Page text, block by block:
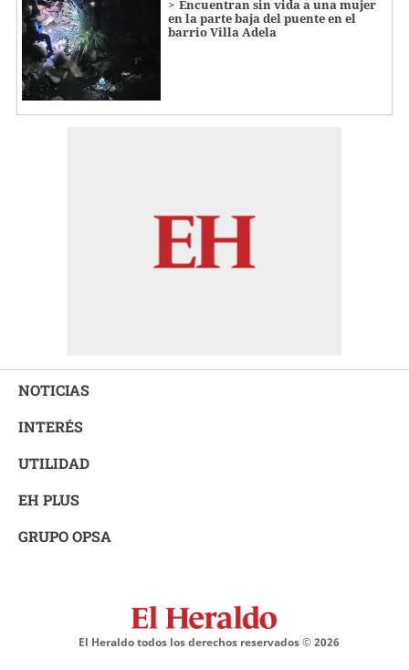
Encuentran sin vida a una mujer
en la parte baja del puente en el
barrio Villa Adela
NOTICIAS
INTERÉS
UTILIDAD
EH PLUS
GRUPO OPSA
El Heraldo todos los derechos reservados ©2026